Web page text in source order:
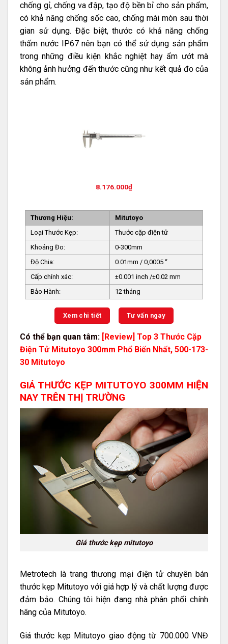
chống gỉ, chống va đập, tạo độ bền bỉ cho sản phẩm,
có khả năng chống sốc cao, chống mài mòn sau thời
gian sử dụng. Đặc biệt, thước có khả năng chống
thấm nước IP67 nên bạn có thể sử dụng sản phẩm
trong những điều kiện khắc nghiệt hay ẩm ướt mà
không ảnh hưởng đến thước cũng như kết quả đo của
sản phẩm.
8.176.000₫
Thương Hiệu:
Mitutoyo
Loại Thước Kẹp:
Thước cặp điện tử
Khoảng Đo:
0-300mm
Độ Chia:
0.01mm / 0,0005 “
Cấp chính xác:
±0.001 inch /±0.02 mm
Bảo Hành:
12 tháng
Xem chi tiết Tư vấn ngay
Có thể bạn quan tâm: [Review] Top 3 Thước Cặp
Điện Tử Mitutoyo 300mm Phổ Biến Nhất, 500-173-
30 Mitutoyo
GIÁ THƯỚC KẸP MITUTOYO 300MM HIỆN
NAY TRÊN THỊ TRƯỜNG
Giá thước kẹp mitutoyo
Metrotech là trang thương mại điện tử chuyên bán
thước kẹp Mitutoyo với giá hợp lý và chất lượng được
đảm bảo. Chúng tôi hiện đang nhà phân phối chính
hãng của Mitutoyo.
Giá thước kẹp Mitutoyo giao động từ 700.000 VNĐ